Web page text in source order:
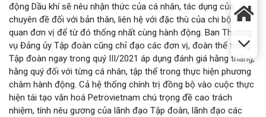
động Dầu khí sẽ nêu nhận thức của cá nhân, tác dụng của
chuyên đề đối với bản thân, liên hệ với đặc thù của chi bộ, cơ
quan đơn vị để từ đó thống nhất cùng hành động. Ban Thường
vụ Đảng ủy Tập đoàn cũng chỉ đạo các đơn vị, đoàn thể trong
Tập đoàn ngay trong quý III/2021 áp dụng đánh giá hằng tháng,
hằng quý đối với từng cá nhân, tập thể trong thực hiện phương
châm hành động. Cả hệ thống chính trị đồng bộ vào cuộc thực
hiện tái tạo văn hoá Petrovietnam chú trọng đề cao trách
nhiệm, tính nêu gương của lãnh đạo Tập đoàn, lãnh đạo các